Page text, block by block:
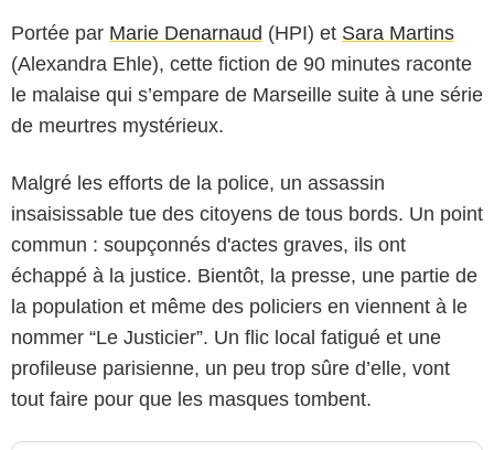
Portée par Marie Denarnaud (HPI) et Sara Martins
(Alexandra Ehle), cette fiction de 90 minutes raconte
le malaise qui s’empare de Marseille suite à une série
de meurtres mystérieux.
Malgré les efforts de la police, un assassin
insaisissable tue des citoyens de tous bords. Un point
commun : soupçonnés d'actes graves, ils ont
échappé à la justice. Bientôt, la presse, une partie de
la population et même des policiers en viennent à le
nommer “Le Justicier”. Un flic local fatigué et une
profileuse parisienne, un peu trop sûre d’elle, vont
tout faire pour que les masques tombent.